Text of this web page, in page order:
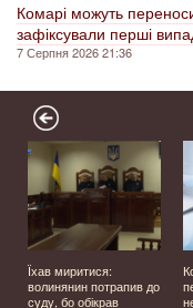
Комарі можуть
зафіксували перші
7 Серпня 2026 21:36
Їхав миритися:
волинянин потрапив до
суду, бо обікрав